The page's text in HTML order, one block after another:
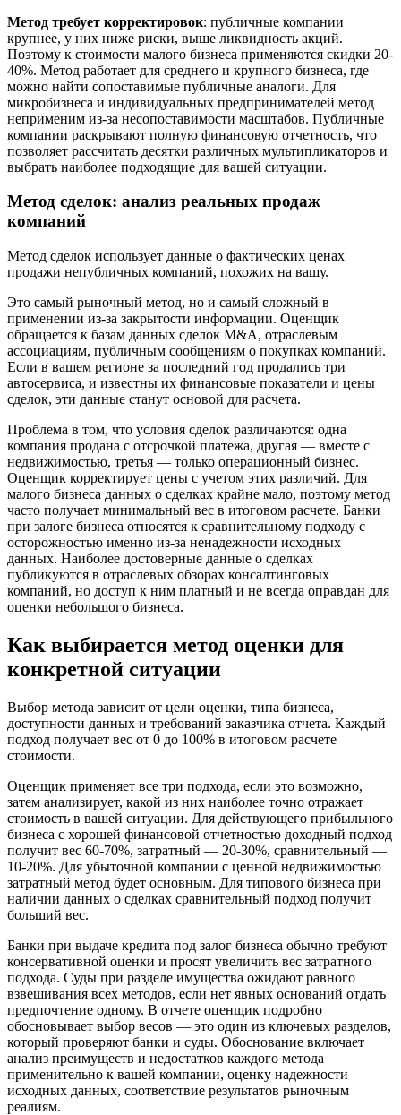
Метод требует корректировок: публичные компании
крупнее, у них ниже риски, выше ликвидность акций.
Поэтому к стоимости малого бизнеса применяются скидки 20-
40%. Метод работает для среднего и крупного бизнеса, где
можно найти сопоставимые публичные аналоги. Для
микробизнеса и индивидуальных предпринимателей метод
неприменим из-за несопоставимости масштабов. Публичные
компании раскрывают полную финансовую отчетность, что
позволяет рассчитать десятки различных мультипликаторов и
выбрать наиболее подходящие для вашей ситуации.
Метод сделок: анализ реальных продаж
компаний
Метод сделок использует данные о фактических ценах
продажи непубличных компаний, похожих на вашу.
Это самый рыночный метод, но и самый сложный в
применении из-за закрытости информации. Оценщик
обращается к базам данных сделок M&A, отраслевым
ассоциациям, публичным сообщениям о покупках компаний.
Если в вашем регионе за последний год продались три
автосервиса, и известны их финансовые показатели и цены
сделок, эти данные станут основой для расчета.
Проблема в том, что условия сделок различаются: одна
компания продана с отсрочкой платежа, другая — вместе с
недвижимостью, третья — только операционный бизнес.
Оценщик корректирует цены с учетом этих различий. Для
малого бизнеса данных о сделках крайне мало, поэтому метод
часто получает минимальный вес в итоговом расчете. Банки
при залоге бизнеса относятся к сравнительному подходу с
осторожностью именно из-за ненадежности исходных
данных. Наиболее достоверные данные о сделках
публикуются в отраслевых обзорах консалтинговых
компаний, но доступ к ним платный и не всегда оправдан для
оценки небольшого бизнеса.
Как выбирается метод оценки для
конкретной ситуации
Выбор метода зависит от цели оценки, типа бизнеса,
доступности данных и требований заказчика отчета. Каждый
подход получает вес от 0 до 100% в итоговом расчете
стоимости.
Оценщик применяет все три подхода, если это возможно,
затем анализирует, какой из них наиболее точно отражает
стоимость в вашей ситуации. Для действующего прибыльного
бизнеса с хорошей финансовой отчетностью доходный подход
получит вес 60-70%, затратный — 20-30%, сравнительный —
10-20%. Для убыточной компании с ценной недвижимостью
затратный метод будет основным. Для типового бизнеса при
наличии данных о сделках сравнительный подход получит
больший вес.
Банки при выдаче кредита под залог бизнеса обычно требуют
консервативной оценки и просят увеличить вес затратного
подхода. Суды при разделе имущества ожидают равного
взвешивания всех методов, если нет явных оснований отдать
предпочтение одному. В отчете оценщик подробно
обосновывает выбор весов — это один из ключевых разделов,
который проверяют банки и суды. Обоснование включает
анализ преимуществ и недостатков каждого метода
применительно к вашей компании, оценку надежности
исходных данных, соответствие результатов рыночным
реалиям.